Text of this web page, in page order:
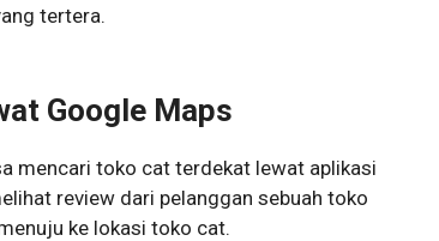
tertera.
Google Maps
mencari toko cat terdekat lewat aplikasi
review dari pelanggan sebuah toko
ke lokasi toko cat.